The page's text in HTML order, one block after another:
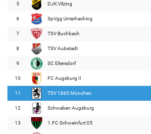
5 DJK Vilzing
6 SpVgg Unterhaching
7 TSV Buchbach
8 TSV Aubstadt
9 SC Eltersdorf
10 FC Augsburg II
11 TSV 1860 München
12 Schwaben Augsburg
13 1.FC Schweinfurt 05